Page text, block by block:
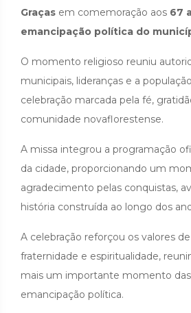
Graças em comemoração aos 67
emancipação política do
O momento religioso reuniu
municipais, lideranças e a
celebração marcada pela fé,
comunidade novaflorestense.
A missa integrou a programação
da cidade, proporcionando um
agradecimento pelas conquistas,
história construída ao longo dos
A celebração reforçou os valores
fraternidade e espiritualidade,
mais um importante momento
emancipação política.